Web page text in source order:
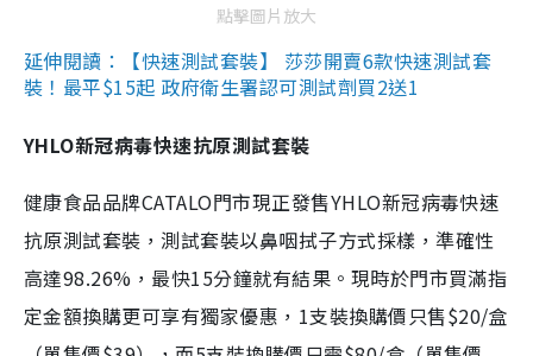
點擊圖片放大
延伸閱讀：【快速測試套裝】 莎莎開賣6款快速測試套
裝！最平$15起 政府衛生署認可測試劑買2送1
YHLO新冠病毒快速抗原測試套裝
健康食品品牌CATALO門市現正發售YHLO新冠病毒快速
抗原測試套裝，測試套裝以鼻咽拭子方式採樣，準確性
高達98.26%，最快15分鐘就有結果。現時於門市買滿指
定金額換購更可享有獨家優惠，1支裝換購價只售$20/盒